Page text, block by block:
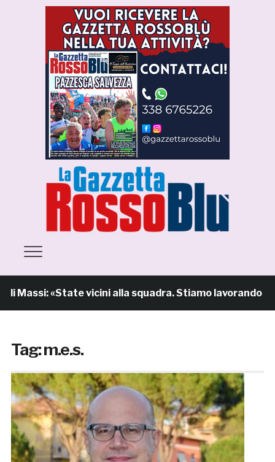
Massi: «State vicini alla squadra. Stiamo lavorando per
Tag:m.e.s.